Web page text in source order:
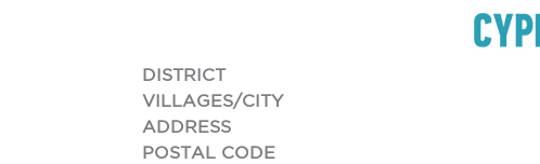
DISTRICT
VILLAGES/CITY
ADDRESS
POSTAL CODE